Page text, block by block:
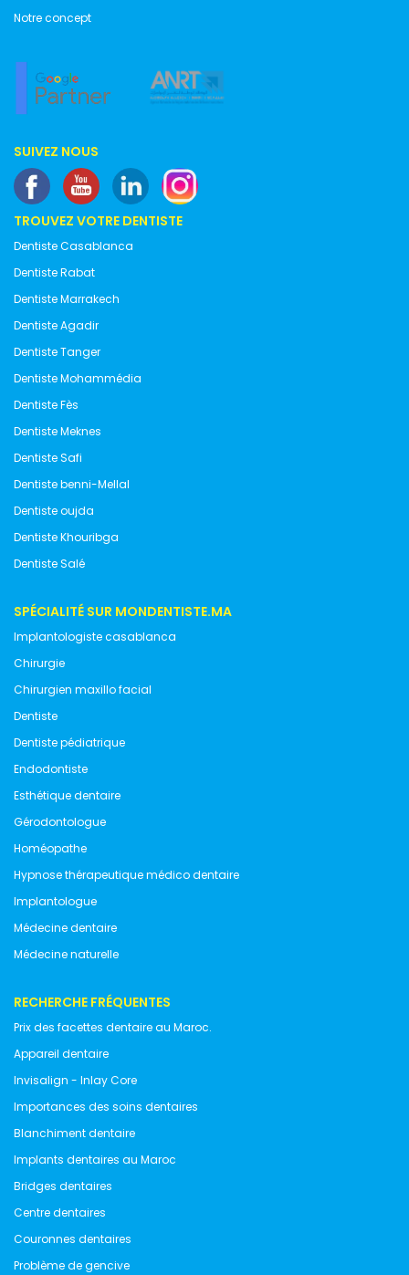
Notre concept
SUIVEZ NOUS
TROUVEZ VOTRE DENTISTE
Dentiste Casablanca
Dentiste Rabat
Dentiste Marrakech
Dentiste Agadir
Dentiste Tanger
Dentiste Mohammédia
Dentiste Fès
Dentiste Meknes
Dentiste Safi
Dentiste benni-Mellal
Dentiste oujda
Dentiste Khouribga
Dentiste Salé
SPÉCIALITÉ SUR MONDENTISTE.MA
Implantologiste casablanca
Chirurgie
Chirurgien maxillo facial
Dentiste
Dentiste pédiatrique
Endodontiste
Esthétique dentaire
Gérodontologue
Homéopathe
Hypnose thérapeutique médico dentaire
Implantologue
Médecine dentaire
Médecine naturelle
RECHERCHE FRÉQUENTES
Prix des facettes dentaire au Maroc.
Appareil dentaire
Invisalign - Inlay Core
Importances des soins dentaires
Blanchiment dentaire
Implants dentaires au Maroc
Bridges dentaires
Centre dentaires
Couronnes dentaires
Problème de gencive